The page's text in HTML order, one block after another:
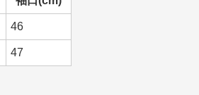
46
47